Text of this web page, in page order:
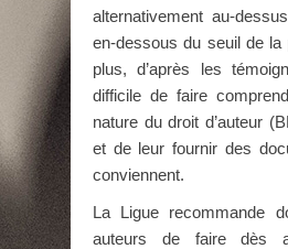
alternativement au-
en-dessous du seuil de
plus, d’après les
difficile de faire
nature du droit d’auteur
et de leur fournir des
conviennent.
La Ligue recommande
auteurs de faire dès